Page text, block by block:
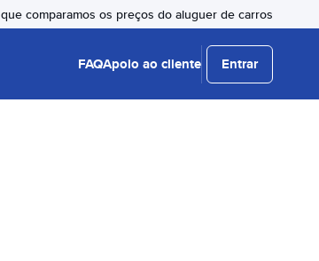
que comparamos os preços do aluguer de carros
FAQApoio ao cliente Entrar